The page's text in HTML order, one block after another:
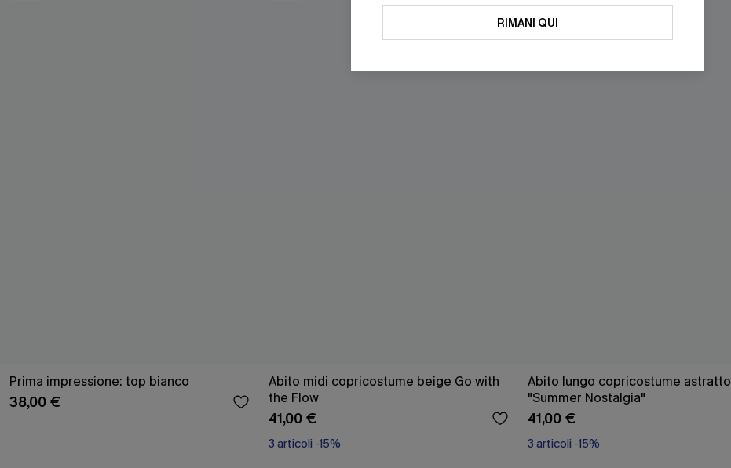
Prima impressione: top bianco
38,00 €
Abito midi copricostume beige Go with
the Flow
41,00 €
3 articoli -15%
Abito lungo copricostume astratto
"Summer Nostalgia"
41,00 €
3 articoli -15%
RIMANI QUI